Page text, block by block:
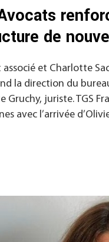
de
associé et Charlotte
la direction du
Gruchy, juriste. TGS
avec l’arrivée